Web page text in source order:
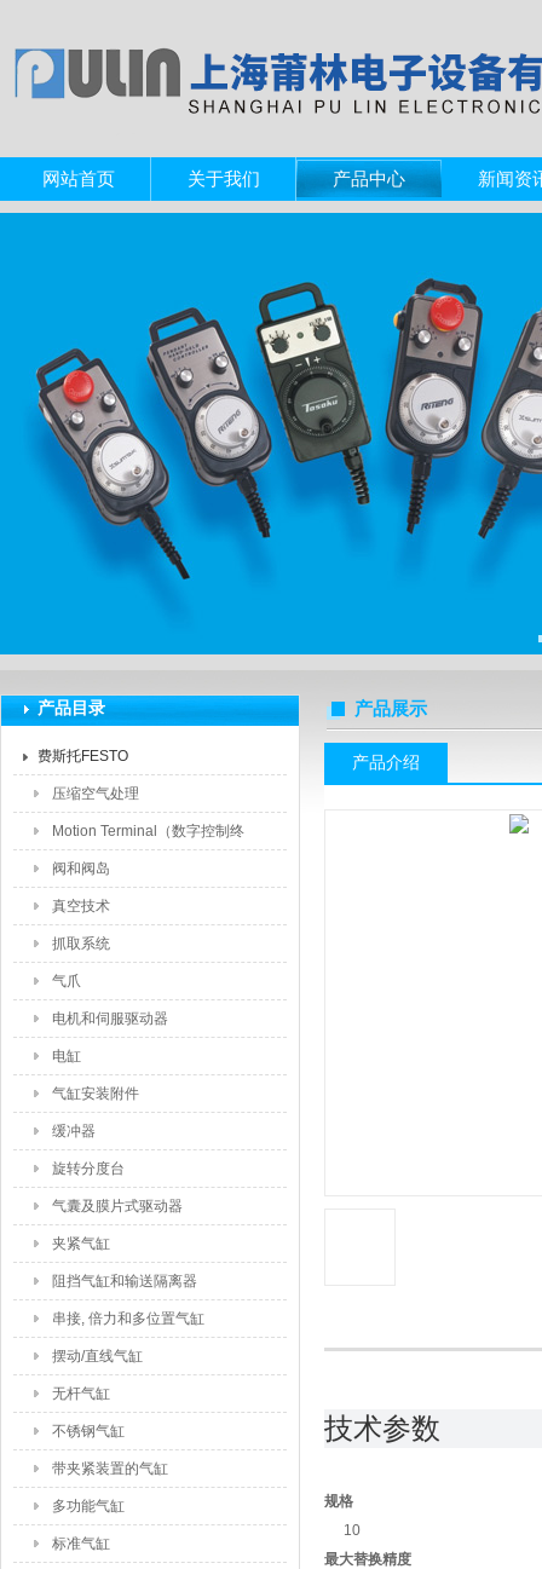
网站首页 关于我们 产品中心 新闻资
产品目录
费斯托FESTO
压缩空气处理
Motion Terminal（数字控制终
端）
阀和阀岛
真空技术
抓取系统
气爪
电机和伺服驱动器
电缸
气缸安装附件
缓冲器
旋转分度台
气囊及膜片式驱动器
夹紧气缸
阻挡气缸和输送隔离器
串接, 倍力和多位置气缸
摆动/直线气缸
无杆气缸
不锈钢气缸
带夹紧装置的气缸
多功能气缸
标准气缸
产品展示
产品介绍
技术参数
规格
10
最大替换精度